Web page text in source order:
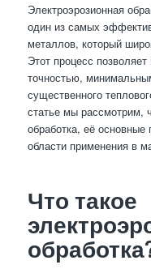
Электроэрозионная
один из самых
металлов, который
Этот процесс
точностью,
существенного
статье мы рассмотрим,
обработка, её
области применения в
Что такое